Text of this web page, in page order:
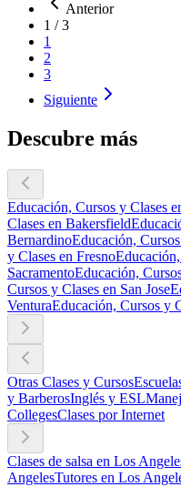
Anterior
1 /3
1
2
3
Siguiente
Descubre más
Educación, Cursos y Clases
Clases en Bakersfield
BernardinoEducación,
y Clases en Fresno
SacramentoEducación,
Cursos y Clases en San Jose
VenturaEducación, Cursos y
Otras Clases y Cursos
y BarberosInglés y ESL
CollegesClases por Internet
Clases de salsa en Los
AngelesTutores en Los